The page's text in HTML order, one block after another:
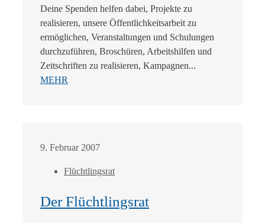
Deine Spenden helfen dabei, Projekte zu
realisieren, unsere Öffentlichkeitsarbeit zu
ermöglichen, Veranstaltungen und Schulungen
durchzuführen, Broschüren, Arbeitshilfen und
Zeitschriften zu realisieren, Kampagnen...
MEHR
9. Februar 2007
Flüchtlingsrat
Der Flüchtlingsrat